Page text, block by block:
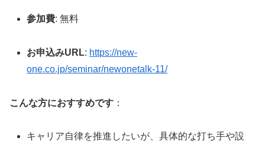
参加費: 無料
お申込みURL: https://new-
one.co.jp/seminar/newonetalk-11/
こんな方におすすめです ：
キャリア自律を推進したいが、具体的な打ち手や設